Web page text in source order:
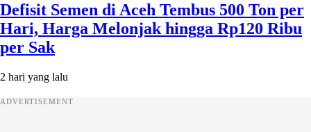
Defisit Semen di Aceh Tembus 500 Ton per
Hari, Harga Melonjak hingga Rp120 Ribu
per Sak
2 hari yang lalu
ADVERTISEMENT